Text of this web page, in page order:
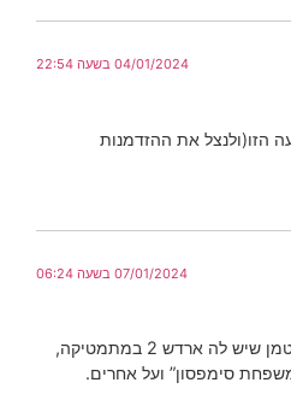
04/01/2024 בשעה 22:54
הזו(ולנצל את ההזדמנות
07/01/2024 בשעה 06:24
הייתי אומר משהו על נטלי פורטמן שיש לה ארדש 2 במתמטיקה,
סימפסון” ועל אחרים.